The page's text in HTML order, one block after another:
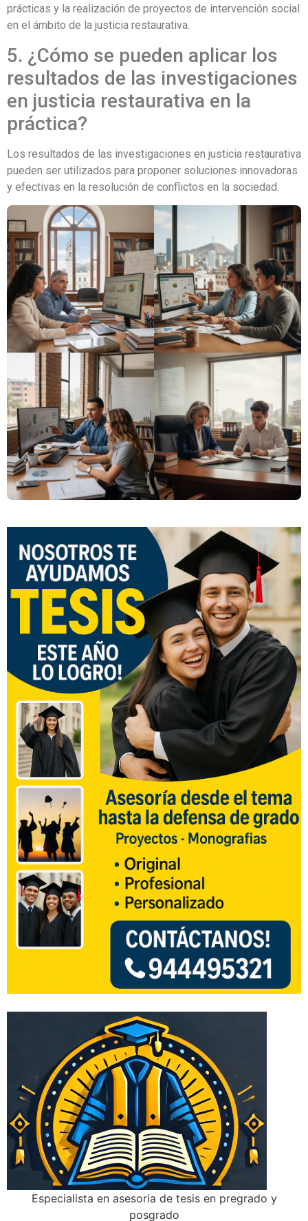
prácticas y la realización de proyectos de intervención social
en el ámbito de la justicia restaurativa.
5. ¿Cómo se pueden aplicar los
resultados de las investigaciones
en justicia restaurativa en la
práctica?
Los resultados de las investigaciones en justicia restaurativa
pueden ser utilizados para proponer soluciones innovadoras
y efectivas en la resolución de conflictos en la sociedad.
Especialista en asesoria de tesis en pregrado y
posgrado